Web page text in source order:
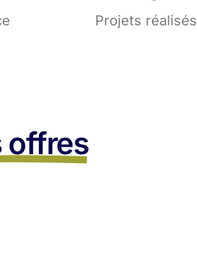
Projets réalisés
offres